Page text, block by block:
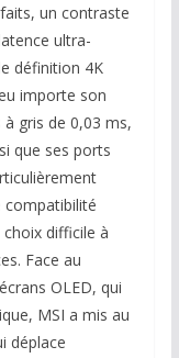
un contraste
ultra-
définition 4K
importe son
gris de 0,03 ms,
que ses ports
compatibilité
difficile à
Face au
OLED, qui
MSI a mis au
déplace